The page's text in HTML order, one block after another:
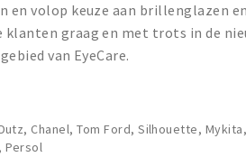
volop keuze aan brillenglazen
klanten graag en met trots in de
van EyeCare.
Chanel, Tom Ford, Silhouette,
Persol